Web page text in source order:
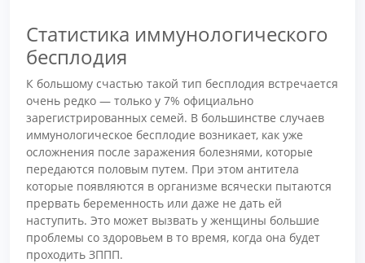
Статистика иммунологического
бесплодия
К большому счастью такой тип бесплодия встречается
очень редко — только у 7% официально
зарегистрированных семей. В большинстве случаев
иммунологическое бесплодие возникает, как уже
осложнения после заражения болезнями, которые
передаются половым путем. При этом антитела
которые появляются в организме всячески пытаются
прервать беременность или даже не дать ей
наступить. Это может вызвать у женщины большие
проблемы со здоровьем в то время, когда она будет
проходить ЗППП.